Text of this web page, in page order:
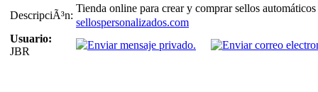
DescripciÃ³n:
Tienda online para crear y comprar sellos
sellospersonalizados.com
Usuario:
JBR